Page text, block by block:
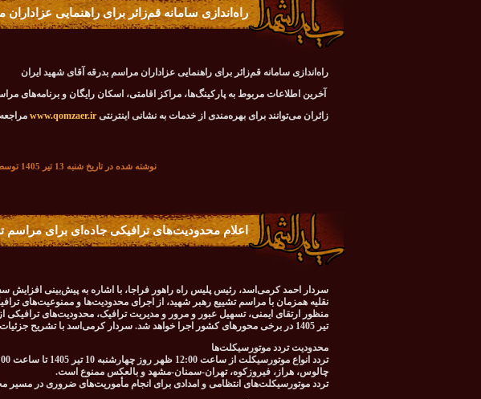
راه‌اندازی سامانه قم‌زائر برای راهنمایی
راه‌اندازی سامانه قم‌زائر برای راهنمایی عزاداران مراسم بدرقه آقای شهید ایران
آخرین اطلاعات مربوط به پارکینگ‌ها، مراکز اقامتی، اسکان رایگان و برنامه‌های
زائران می‌توانند برای بهره‌مندی از خدمات به نشانی اینترنتیwww.qomzaer.ir
نوشته شده در تاريخ شنبه 13 تیر 1405 توسط sabatransport
اعلام محدودیت‌های ترافیکی جاده‌ای برای مراسم
سردار احمد کرمی‌اسد، رئیس پلیس راه راهور فراجا، با اشاره به پیش‌بینی
نقلیه همزمان با مراسم تشییع رهبر شهید، از اجرای محدودیت‌ها و ممنوعیت‌های
تیر 1405 در برخی محورهای کشور اجرا خواهد شد. سردار کرمی‌اسد با تشریح جزئیات این محدودیت‌ها اظهار کرد:
محدودیت تردد موتورسیکلت‌ها
چالوس، هراز، فیروزکوه، تهران-سمنان-مشهد و بالعکس ممنوع است.
تردد موتورسیکلت‌های انتظامی و امدادی برای انجام مأموریت‌های ضروری در مسیر